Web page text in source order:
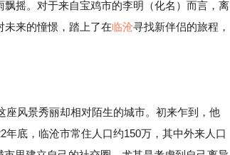
摇。对于来自宝鸡市的李明（化名）而言，离
未来的憧憬，踏上了在临沧寻找新伴侣的旅程，
座风景秀丽却相对陌生的城市。初来乍到，他
底，临沧市常住人口约150万，其中外来人口